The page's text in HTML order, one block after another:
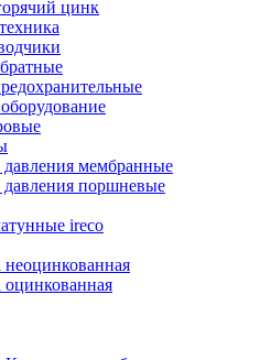
цинк
давления мембранные
давления поршневые
ireco